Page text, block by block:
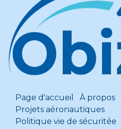
Page d'accueil À propos
Projets aéronautiques
Politique vie de sécuritée